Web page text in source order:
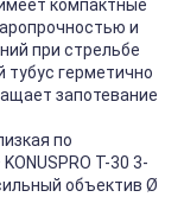
компактные
и
при стрельбе
герметично
запотевание
по
T-30 3-
объектив Ø